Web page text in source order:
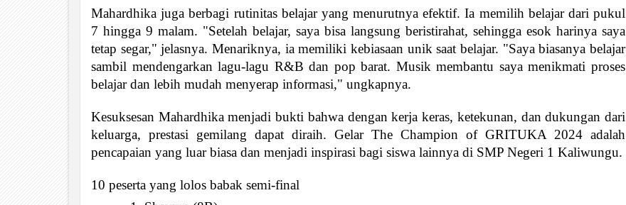
Mahardhika juga berbagi rutinitas belajar yang menurutnya efektif. Ia memilih belajar dari pukul
7 hingga 9 malam. "Setelah belajar, saya bisa langsung beristirahat, sehingga esok harinya saya
tetap segar," jelasnya. Menariknya, ia memiliki kebiasaan unik saat belajar. "Saya biasanya belajar
sambil mendengarkan lagu-lagu R&B dan pop barat. Musik membantu saya menikmati proses
belajar dan lebih mudah menyerap informasi," ungkapnya.
Kesuksesan Mahardhika menjadi bukti bahwa dengan kerja keras, ketekunan, dan dukungan dari
keluarga, prestasi gemilang dapat diraih. Gelar The Champion of GRITUKA 2024 adalah
pencapaian yang luar biasa dan menjadi inspirasi bagi siswa lainnya di SMP Negeri 1 Kaliwungu.
10 peserta yang lolos babak semi-final